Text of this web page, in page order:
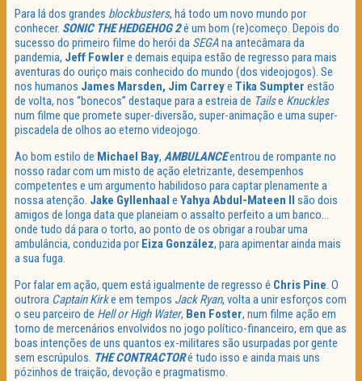
Para lá dos grandes blockbusters, há todo um novo mundo por
conhecer. SONIC THE HEDGEHOG 2é um bom (re)começo. Depois do
sucesso do primeiro filme do herói da SEGAna antecâmara da
pandemia, Jeff Fowler e demais equipa estão de regresso para mais
aventuras do ouriço mais conhecido do mundo (dos videojogos). Se
nos humanos James Marsden, Jim Carreye Tika Sumpter estão
de volta, nos “bonecos” destaque para a estreia de Tailse Knuckles
num filme que promete super-diversão, super-animação e uma super-
piscadela de olhos ao eterno videojogo.
Ao bom estilo de Michael Bay, AMBULANCEentrou de rompante no
nosso radar com um misto de ação eletrizante, desempenhos
competentes e um argumento habilidoso para captar plenamente a
nossa atenção. Jake Gyllenhaal e Yahya Abdul-Mateen II são dois
amigos de longa data que planeiam o assalto perfeito a um banco…
onde tudo dá para o torto, ao ponto de os obrigar a roubar uma
ambulância, conduzida por Eiza González, para apimentar ainda mais
a sua fuga.
Por falar em ação, quem está igualmente de regresso é Chris Pine. O
outrora Captain Kirke em tempos Jack Ryan, volta a unir esforços com
o seu parceiro de Hell or High Water, Ben Foster, num filme ação em
torno de mercenários envolvidos no jogo político-financeiro, em que as
boas intenções de uns quantos ex-militares são usurpadas por gente
sem escrúpulos. THE CONTRACTORé tudo isso e ainda mais uns
pózinhos de traição, devoção e pragmatismo.